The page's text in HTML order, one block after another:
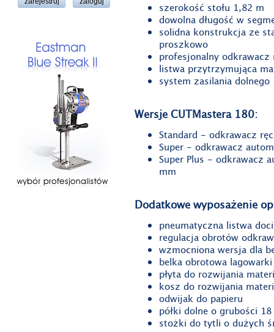
szerokość stołu 1,82 m
dowolna długość w
solidna konstrukcja ze
proszkowo
profesjonalny
listwa przytrzymująca
system zasilania dolnego
Wersje CUTMastera 180:
Standard - odkrawacz
Super - odkrawacz
Super Plus - odkrawacz
mm
Dodatkowe wyposażenie
pneumatyczna listwa
regulacja obrotów
wzmocniona wersja dla
belka obrotowa lagowarki
płyta do rozwijania
kosz do rozwijania
odwijak do papieru
półki dolne o grubości
stożki do tytli o dużych